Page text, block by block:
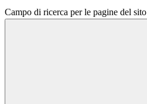
Campo di ricerca per le pagine del sito